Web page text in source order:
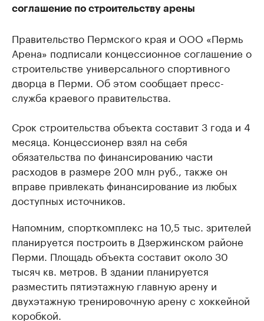
соглашение по строительству арены
Правительство Пермского края и ООО «Пермь
Арена» подписали концессионное соглашение о
строительстве универсального спортивного
дворца в Перми. Об этом сообщает пресс-
служба краевого правительства.
Срок строительства объекта составит 3 года и 4
месяца. Концессионер взял на себя
обязательства по финансированию части
расходов в размере 200 млн руб., также он
вправе привлекать финансирование из любых
доступных источников.
Напомним, спорткомплекс на 10,5 тыс. зрителей
планируется построить в Дзержинском районе
Перми. Площадь объекта составит около 30
тысяч кв. метров. В здании планируется
разместить пятиэтажную главную арену и
двухэтажную тренировочную арену с хоккейной
коробкой.